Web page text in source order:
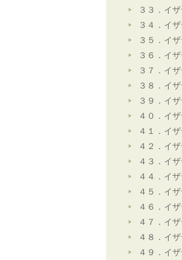
３３．イ
３４．イ
３５．イ
３６．イ
３７．イ
３８．イ
３９．イ
４０．イ
４１．イ
４２．イ
４３．イ
４４．イ
４５．イ
４６．イ
４７．イ
４８．イ
４９．イ